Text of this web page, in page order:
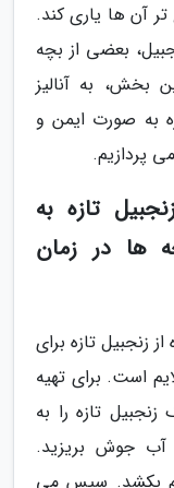
آن ها یاری کند.
بعضی از بچه
بخش، به آنالیز
به صورت ایمن و
پردازیم.
تازه به
ها در زمان
زنجبیل تازه برای
است. برای تهیه
تازه را به
جوش بریزید.
مدت 5-10 دقیقه دم بکشد. سپس می